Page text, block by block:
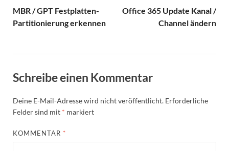
MBR / GPT Festplatten-
Partitionierung erkennen
Office 365 Update Kanal /
Channel ändern
Schreibe einen Kommentar
Deine E-Mail-Adresse wird nicht veröffentlicht. Erforderliche
Felder sind mit * markiert
KOMMENTAR *